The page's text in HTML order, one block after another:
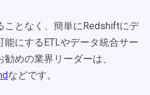
ことなく、簡単にRedshiftにデ
にするETLやデータ統合サー
めの業界リーダーは、
などです。